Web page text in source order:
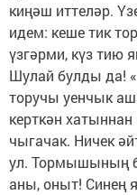
киңәш иттеләр.
идем: кеше тик
үзгәрми, күз тию
Шулай булды да!
торучы уенчык
керткән
чыгачак. Ничек
ул. Тормышының
аны, оныт! Синең